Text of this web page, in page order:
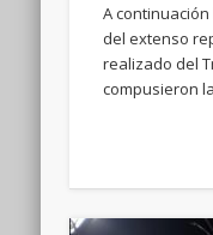
A
del extenso
realizado del
compusieron